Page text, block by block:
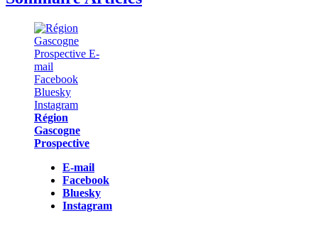
Région
Gascogne
Prospective
E-mail
Facebook
Bluesky
Instagram